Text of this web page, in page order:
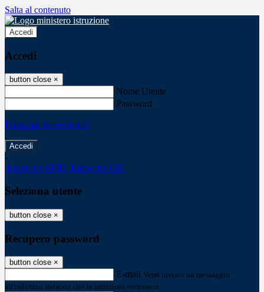
Salta al contenuto
Accedi
Accedi
button close ×
Nome Utente
Password
Password dimenticata?
-
Entra con SPID Entra con CIE
Seleziona utente
button close ×
Recupero password
button close ×
E-mail Verrà inviato un messaggio
all'indirizzo indicato con le istruzioni necessarie.